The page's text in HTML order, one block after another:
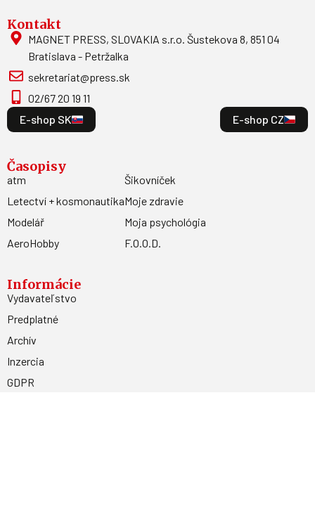
Kontakt
MAGNET PRESS, SLOVAKIA s.r.o. Šustekova 8, 851 04
Bratislava - Petržalka
sekretariat@press.sk
02/67 20 19 11
E-shop SK
E-shop CZ
Časopisy
atm
Letectví + kosmonautika
Modelář
AeroHobby
Šikovníček
Moje zdravie
Moja psychológia
F.O.O.D.
Informácie
Vydavateľstvo
Predplatné
Archív
Inzercia
GDPR